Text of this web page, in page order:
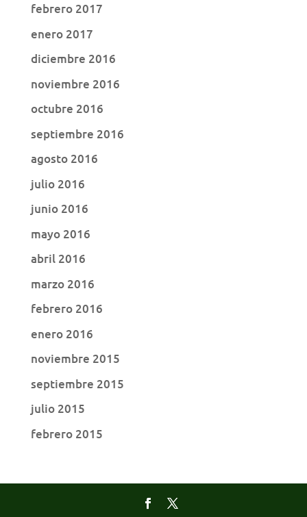
febrero 2017
enero 2017
diciembre 2016
noviembre 2016
octubre 2016
septiembre 2016
agosto 2016
julio 2016
junio 2016
mayo 2016
abril 2016
marzo 2016
febrero 2016
enero 2016
noviembre 2015
septiembre 2015
julio 2015
febrero 2015